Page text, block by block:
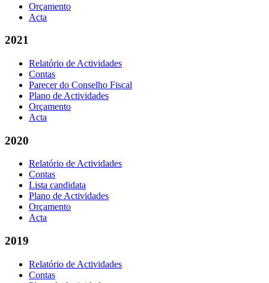
Orçamento
Acta
2021
Relatório de Actividades
Contas
Parecer do Conselho Fiscal
Plano de Actividades
Orçamento
Acta
2020
Relatório de Actividades
Contas
Lista candidata
Plano de Actividades
Orçamento
Acta
2019
Relatório de Actividades
Contas